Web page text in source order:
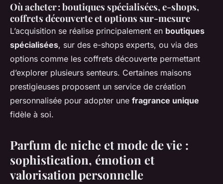
Où acheter : boutiques spécialisées, e-shops,
coffrets découverte et options sur-mesure
L’acquisition se réalise principalement en boutiques
spécialisées, sur des e-shops experts, ou via des
options comme les coffrets découverte permettant
d’explorer plusieurs senteurs. Certaines maisons
prestigieuses proposent un service de création
personnalisée pour adopter une fragrance unique
fidèle à soi.
Parfum de niche et mode de vie :
sophistication, émotion et
valorisation personnelle